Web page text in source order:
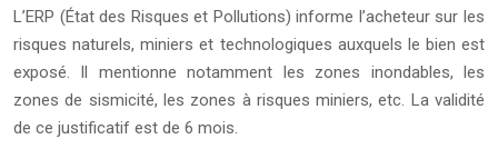
L’ERP (État des Risques et Pollutions) informe l’acheteur sur les
risques naturels, miniers et technologiques auxquels le bien est
exposé. Il mentionne notamment les zones inondables, les
zones de sismicité, les zones à risques miniers, etc. La validité
de ce justificatif est de 6 mois.